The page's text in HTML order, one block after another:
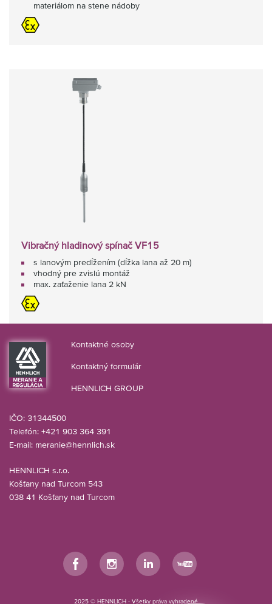
materiálom na stene nádoby
Vibračný hladinový spínač VF15
s lanovým predĺžením (dĺžka lana až 20 m)
vhodný pre zvislú montáž
max. zaťaženie lana 2 kN
Kontaktné osoby
Kontaktný formulár
HENNLICH GROUP
HENNLICH s.r.o.
Košťany nad Turcom 543
038 41 Košťany nad Turcom
IČO: 31344500
Telefón: +421 903 364 391
E-mail: meranie@hennlich.sk
2025 © HENNLICH - Všetky práva vyhradené
FacebookInstagramLinkedIn YouTube